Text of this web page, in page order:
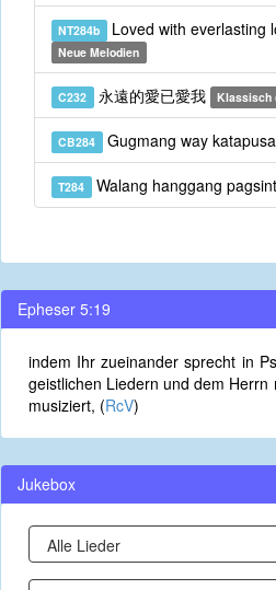
NT284b Loved with everlasting
Neue Melodien
C232 永遠的愛已愛我 Klassisch
CB284 Gugmang way
T284 Walang hanggang
Epheser 5:19
indem Ihr zueinander sprecht in
geistlichen Liedern und dem
musiziert, (RcV)
Jukebox